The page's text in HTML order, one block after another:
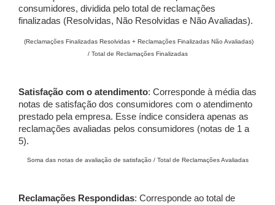
consumidores, dividida pelo total de reclamações
finalizadas (Resolvidas, Não Resolvidas e Não Avaliadas).
(Reclamações Finalizadas Resolvidas + Reclamações Finalizadas Não Avaliadas)
/ Total de Reclamações Finalizadas
Satisfação com o atendimento: Corresponde à média das
notas de satisfação dos consumidores com o atendimento
prestado pela empresa. Esse índice considera apenas as
reclamações avaliadas pelos consumidores (notas de 1 a
5).
Soma das notas de avaliação de satisfação / Total de Reclamações Avaliadas
Reclamações Respondidas: Corresponde ao total de